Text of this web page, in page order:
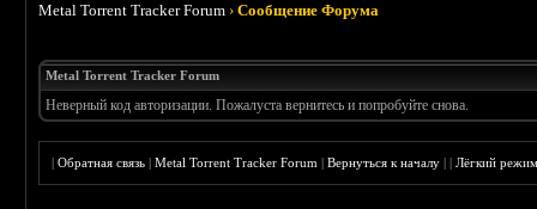
Metal Torrent Tracker Forum ›Сообщение Форума
Metal Torrent Tracker Forum
Неверный код авторизации. Пожалуста вернитесь и попробуйте снова.
|Обратная связь |Metal Torrent Tracker Forum |Вернуться к началу ||Лёгкий